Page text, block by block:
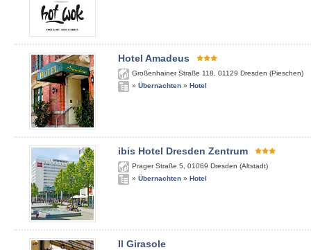
Hotel Amadeus
Großenhainer Straße 118 01129 Dresden (Pieschen)
» Übernachten » Hotel
ibis Hotel Dresden Zentrum
Prager Straße 5 01069 Dresden (Altstadt)
» Übernachten » Hotel
Il Girasole